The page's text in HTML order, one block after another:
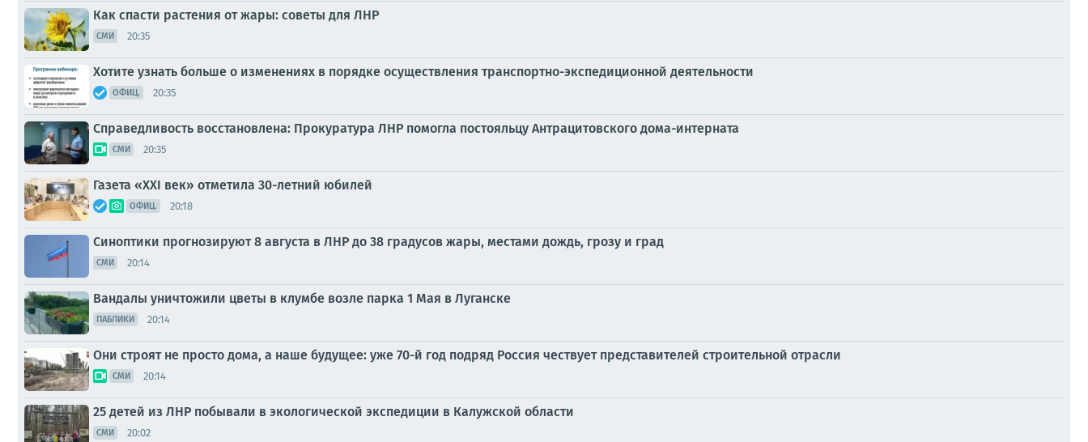
Как спасти растения от жары: советы для ЛНР
СМИ 20:35
Хотите узнать больше о изменениях в порядке осуществления транспортно-экспедиционной деятельности
ОФИЦ. 20:35
Справедливость восстановлена: Прокуратура ЛНР помогла постояльцу Антрацитовского дома-интерната
СМИ 20:35
Газета «XXI век» отметила 30-летний юбилей
ОФИЦ. 20:18
Синоптики прогнозируют 8 августа в ЛНР до 38 градусов жары, местами дождь, грозу и град
СМИ 20:14
Вандалы уничтожили цветы в клумбе возле парка 1 Мая в Луганске
ПАБЛИКИ 20:14
Они строят не просто дома, а наше будущее: уже 70-й год подряд Россия чествует представителей строительной отрасли
СМИ 20:14
25 детей из ЛНР побывали в экологической экспедиции в Калужской области
СМИ 20:02